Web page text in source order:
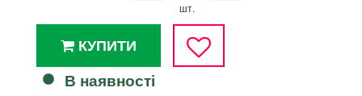
шт.
КУПИТИ
В наявності